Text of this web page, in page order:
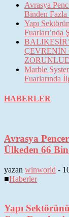
Avrasya
Binden Fazla
Yapı
Fuarları’nda
Marble
Fuarlarında
HABERLER
Avrasya
Ülkeden 66
yazan winworld -
■Haberler
Yapı